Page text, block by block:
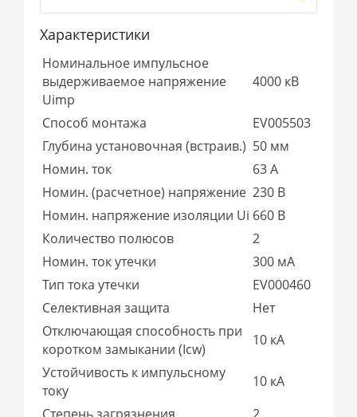
Характеристики
Номинальное импульсное
выдерживаемое напряжение
Uimp
4000 кВ
Способ монтажа
EV005503
Глубина установочная (встраив.) 50 мм
Номин. ток
63 А
Номин. (расчетное) напряжение 230 В
Номин. напряжение изоляции Ui 660 В
Количество полюсов
2
Номин. ток утечки
300 мА
Тип тока утечки
EV000460
Селективная защита
Нет
Отключающая способность при
коротком замыкании (Icw)
10 кА
Устойчивость к импульсному
току
10 кА